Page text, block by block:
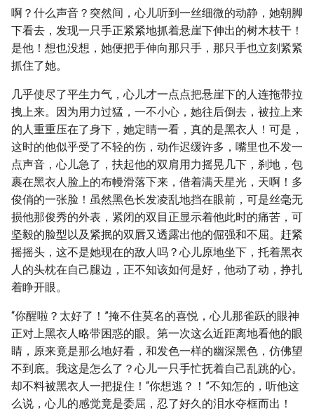
啊？什么声音？突然间，心儿听到一丝细微的动静，她朝脚
下看去，发现一只手正紧紧地抓着悬崖下伸出的树木枝干！
是他！想也没想，她便把手伸向那只手，那只手也立刻紧紧
抓住了她。
几乎使尽了平生力气，心儿才一点点把悬崖下的人连拖带拉
拽上来。因为用力过猛，一不小心，她往后倒去，被拉上来
的人重重压在了身下，她定睛一看，真的是黑衣人！可是，
这时的他似乎受了不轻的伤，动作迟缓许多，嘴里也不发一
点声音，心儿急了，扶起他的双肩用力摇晃几下，刹地，包
裹在黑衣人脸上的布幔滑落下来，借着满天星光，天啊！多
俊俏的一张脸！虽然黑色长发凌乱地挡在眼前，可是丝毫无
损他那俊秀的外表，紧闭的双目正显示着他此时的痛苦，可
坚毅的脸型以及紧抿的双唇又透露出他的倔强和不屈。赶紧
摇摇头，这不是她现在的敌人吗？心儿原地坐下，托着黑衣
人的头枕在自己腿边，正不知该如何是好，他动了动，挣扎
着睁开眼。
“你醒啦？太好了！”掩不住莫名的喜悦，心儿那雀跃的眼神
正对上黑衣人略带困惑的眼。第一次这么近距离地看他的眼
睛，原来竟是那么地好看，和发色一样的幽深黑色，仿佛望
不到底。我这是怎么了？心儿一只手忙抚着自己乱跳的心。
却不料被黑衣人一把捉住！“你想逃？！”不知怎的，听他这
么说，心儿的感觉竟是委屈，忍了好久的泪水夺框而出！